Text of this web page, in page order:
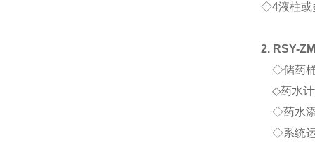
◇4液柱或
2. RSY-
◇储药
◇药水
◇药水
◇系统